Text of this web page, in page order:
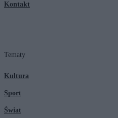
Kontakt
Tematy
Kultura
Sport
Świat